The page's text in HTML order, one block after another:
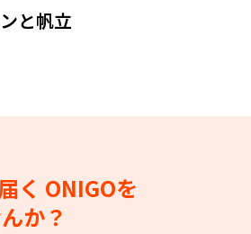
と帆立
く ONIGOを
か？